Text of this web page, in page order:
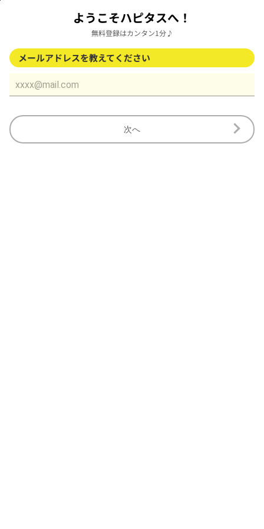
ようこそハピタスへ！
無料登録はカンタン1分♪
メールアドレスを教えてください
次へ